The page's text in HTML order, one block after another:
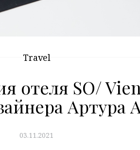
Travel
отеля SO/
Артура
03.11.2021